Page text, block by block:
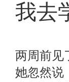
我去
两周前见
她忽然说